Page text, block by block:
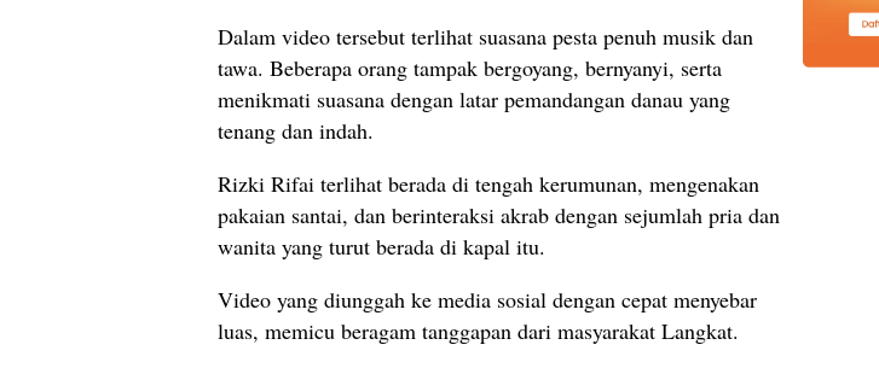
Dalam video tersebut terlihat suasana pesta penuh musik dan
tawa. Beberapa orang tampak bergoyang, bernyanyi, serta
menikmati suasana dengan latar pemandangan danau yang
tenang dan indah.
Rizki Rifai terlihat berada di tengah kerumunan, mengenakan
pakaian santai, dan berinteraksi akrab dengan sejumlah pria dan
wanita yang turut berada di kapal itu.
Video yang diunggah ke media sosial dengan cepat menyebar
luas, memicu beragam tanggapan dari masyarakat Langkat.